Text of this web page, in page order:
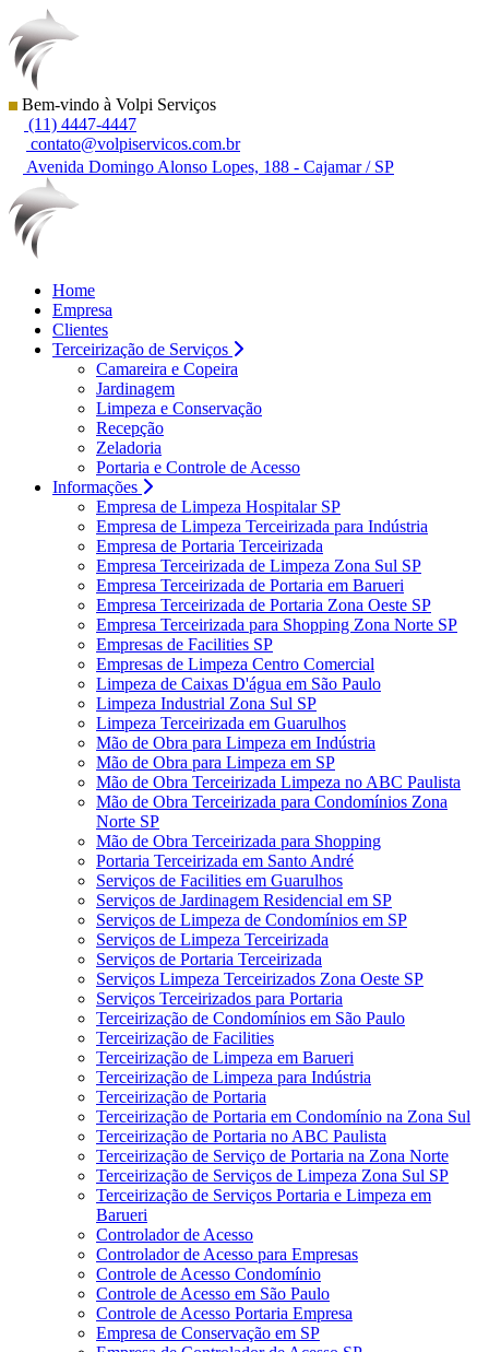
Bem-vindo à Volpi Serviços
(11) 4447-4447
contato@volpiservicos.com.br
Avenida Domingo Alonso Lopes, 188 - Cajamar / SP
Home
Empresa
Clientes
Terceirização de Serviços
Camareira e Copeira
Jardinagem
Limpeza e Conservação
Recepção
Zeladoria
Portaria e Controle de Acesso
Informações
Empresa de Limpeza Hospitalar SP
Empresa de Limpeza Terceirizada para Indústria
Empresa de Portaria Terceirizada
Empresa Terceirizada de Limpeza Zona Sul SP
Empresa Terceirizada de Portaria em Barueri
Empresa Terceirizada de Portaria Zona Oeste SP
Empresa Terceirizada para Shopping Zona Norte SP
Empresas de Facilities SP
Empresas de Limpeza Centro Comercial
Limpeza de Caixas D'água em São Paulo
Limpeza Industrial Zona Sul SP
Limpeza Terceirizada em Guarulhos
Mão de Obra para Limpeza em Indústria
Mão de Obra para Limpeza em SP
Mão de Obra Terceirizada Limpeza no ABC Paulista
Mão de Obra Terceirizada para Condomínios Zona
Norte SP
Mão de Obra Terceirizada para Shopping
Portaria Terceirizada em Santo André
Serviços de Facilities em Guarulhos
Serviços de Jardinagem Residencial em SP
Serviços de Limpeza de Condomínios em SP
Serviços de Limpeza Terceirizada
Serviços de Portaria Terceirizada
Serviços Limpeza Terceirizados Zona Oeste SP
Serviços Terceirizados para Portaria
Terceirização de Condomínios em São Paulo
Terceirização de Facilities
Terceirização de Limpeza em Barueri
Terceirização de Limpeza para Indústria
Terceirização de Portaria
Terceirização de Portaria em Condomínio na Zona Sul
Terceirização de Portaria no ABC Paulista
Terceirização de Serviço de Portaria na Zona Norte
Terceirização de Serviços de Limpeza Zona Sul SP
Terceirização de Serviços Portaria e Limpeza em
Barueri
Controlador de Acesso
Controlador de Acesso para Empresas
Controle de Acesso Condomínio
Controle de Acesso em São Paulo
Controle de Acesso Portaria Empresa
Empresa de Conservação em SP